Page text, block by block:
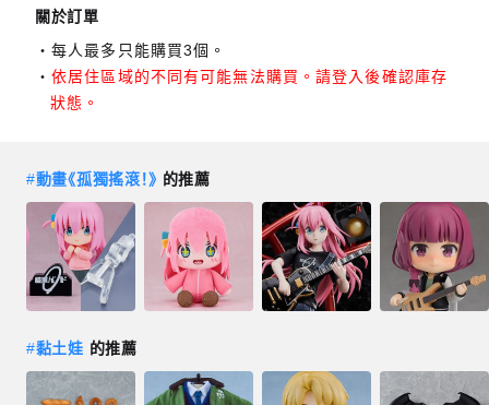
關於訂單
每人最多只能購買3個。
依居住區域的不同有可能無法購買。請登入後確認庫存
狀態。
#動畫《孤獨搖滾！》 的推薦
#黏土娃 的推薦